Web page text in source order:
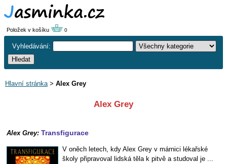
Položek v košíku 0
Vyhledávání:
Hlavní stránka> Alex Grey
Alex Grey
Alex Grey: Transfigurace
V oněch letech, kdy Alex Grey v márnici lékařské
školy připravoval lidská těla k pitvě a studoval je ...